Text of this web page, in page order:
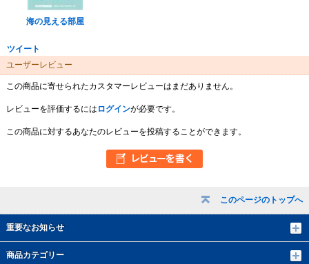
このページのトップへ
重要なお知らせ
商品カテゴリー
海の見える部屋
ツイート
ユーザーレビュー
この商品に寄せられたカスタマーレビューはまだありません。
レビューを評価するには ログインが必要です。
この商品に対するあなたのレビューを投稿することができます。